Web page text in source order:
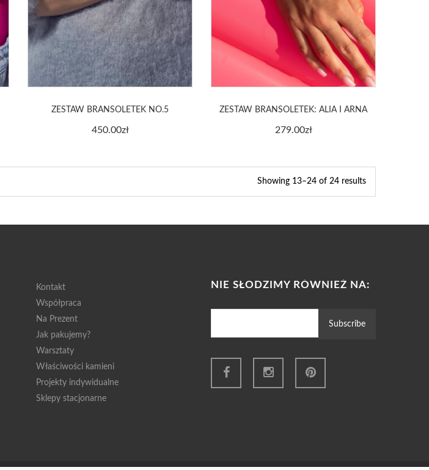
ZESTAW BRANSOLETEK NO.5
450.00zł
ZESTAW BRANSOLETEK: ALIA I ARNA
279.00zł
Showing 13–24 of 24 results
Kontakt
Współpraca
Na Prezent
Jak pakujemy?
Warsztaty
Właściwości kamieni
Projekty indywidualne
Sklepy stacjonarne
NIE SŁODZIMY RÓWNIEŻ NA: